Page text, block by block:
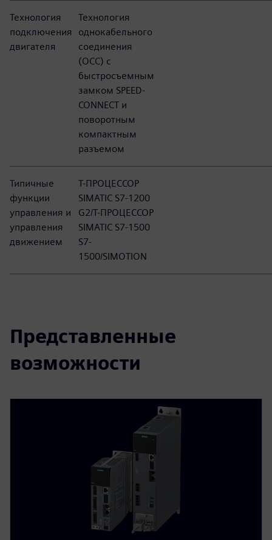
Технология
подключения
двигателя
Технология
однокабельного
соединения
(OCC) с
быстросъемным
замком SPEED-
CONNECT и
поворотным
компактным
разъемом
Типичные
функции
управления и
управления
движением
Т-ПРОЦЕССОР
SIMATIC S7-1200
G2/Т-ПРОЦЕССОР
SIMATIC S7-1500
S7-
1500/SIMOTION
Представленные
возможности